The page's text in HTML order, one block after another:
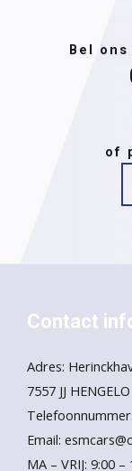
Bel
of
Contact
Adres:
7557 JJ HENGELO
Email:
MA – VRIJ: 9:00 –